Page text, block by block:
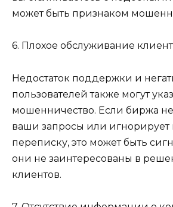
может быть признаком
6. Плохое обслуживание
Недостаток поддержки и
пользователей также могут
мошенничество. Если биржа не
ваши запросы или игнорирует
переписку, это может быть
они не заинтересованы в
клиентов.